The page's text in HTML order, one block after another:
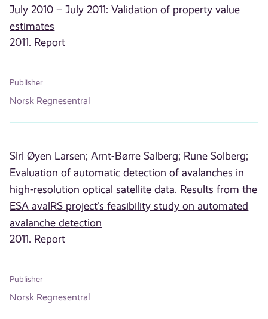
July 2010 – July 2011: Validation of property value
estimates
2011. Report
Publisher
Norsk Regnesentral
Siri Øyen Larsen; Arnt-Børre Salberg; Rune Solberg;
Evaluation of automatic detection of avalanches in
high-resolution optical satellite data. Results from the
ESA avalRS project's feasibility study on automated
avalanche detection
2011. Report
Publisher
Norsk Regnesentral